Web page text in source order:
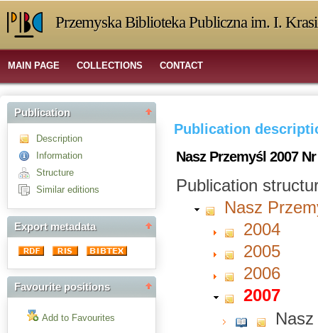
Przemyska Biblioteka Publiczna im. I.
MAIN PAGE COLLECTIONS CONTACT
Publication
Description
Information
Structure
Similar editions
Export metadata
Favourite positions
Add to Favourites
Publication
Nasz Przemyśl 2007 Nr
Publication
Nasz
2004
2005
2006
2007